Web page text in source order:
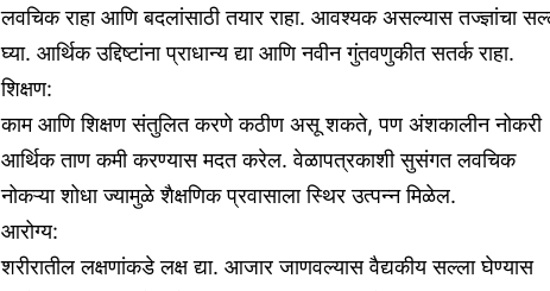
लवचिक राहा आणि बदलांसाठी तयार राहा. आवश्यक असल्यास तज्ज्ञांचा
घ्या. आर्थिक उद्दिष्टांना प्राधान्य द्या आणि नवीन गुंतवणुकीत सतर्क राहा.
शिक्षण:
काम आणि शिक्षण संतुलित करणे कठीण असू शकते, पण अंशकालीन नोकरी
आर्थिक ताण कमी करण्यास मदत करेल. वेळापत्रकाशी सुसंगत लवचिक
नोकऱ्या शोधा ज्यामुळे शैक्षणिक प्रवासाला स्थिर उत्पन्न मिळेल.
आरोग्य:
शरीरातील लक्षणांकडे लक्ष द्या. आजार जाणवल्यास वैद्यकीय सल्ला घेण्यास